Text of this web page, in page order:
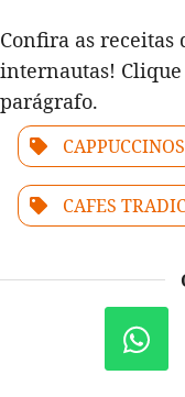
Confira as receitas
internautas!
parágrafo.
CAPPUCCINOS
CAFES